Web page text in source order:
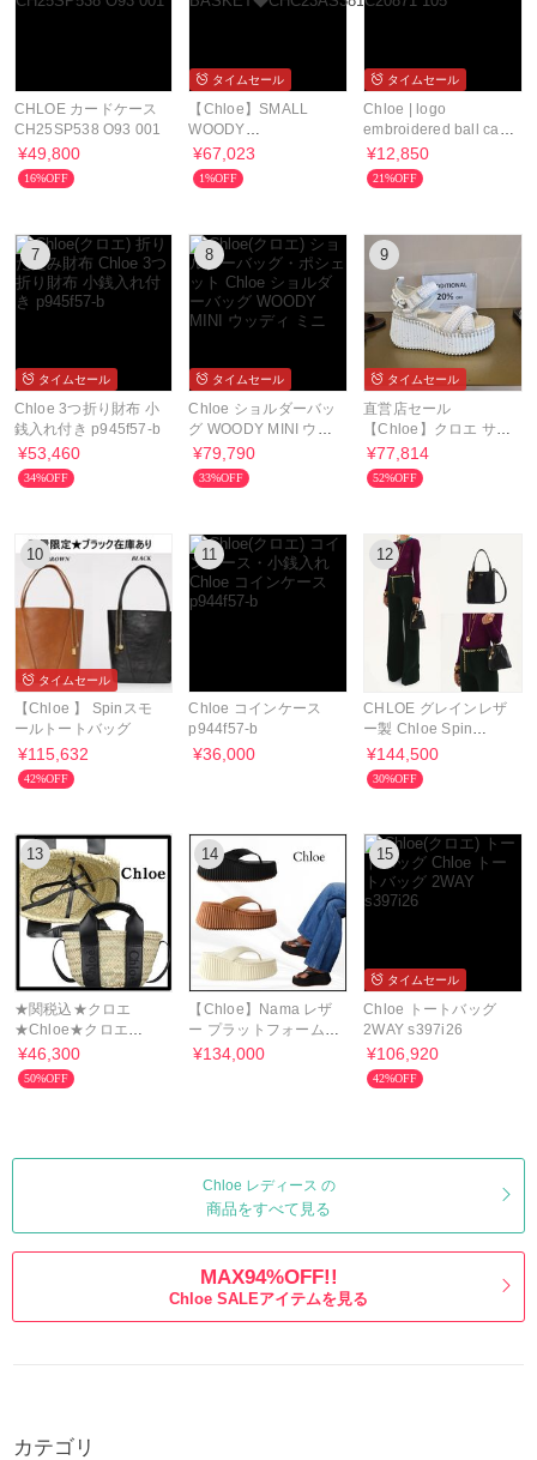
CHLOE カードケース
CH25SP538 O93 001
¥49,800
16%OFF
タイムセール
【Chloe】SMALL
WOODY
BASKET◆CHC23AS381L18
¥67,023
1%OFF
タイムセール
Chloe | logo
embroidered ball cap
C20871 105
¥12,850
21%OFF
7
タイムセール
Chloe 3つ折り財布 小
銭入れ付き p945f57-b
¥53,460
34%OFF
8
タイムセール
Chloe ショルダーバッ
グ WOODY MINI ウッ
ディ ミニ
¥79,790
33%OFF
9
タイムセール
直営店セール
【Chloe】クロエ サン
ダル 送料込み
CHC24S870HT101
¥77,814
52%OFF
10
タイムセール
【Chloe 】 Spinスモ
ールトートバッグ
¥115,632
42%OFF
11
Chloe コインケース
p944f57-b
¥36,000
12
CHLOE グレインレザ
ー製 Chloe Spin
3WAYスモールトート
バッグ
¥144,500
30%OFF
13
★関税込★クロエ
★Chloe★クロエ
senseスモールバスケ
ット★
¥46,300
50%OFF
14
【Chloe】Nama レザ
ー プラットフォーム
ビーチ サンダル
¥134,000
15
タイムセール
Chloe トートバッグ
2WAY s397i26
¥106,920
42%OFF
Chloe レディース の
商品をすべて見る
MAX94%OFF!!
Chloe SALEアイテムを見る
カテゴリ